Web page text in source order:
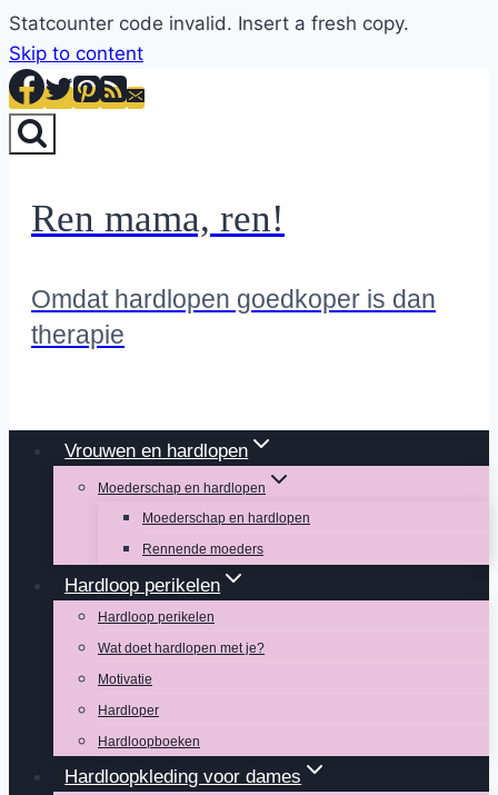
Statcounter code invalid. Insert a fresh copy.
Skip to content
Ren mama, ren!
Omdat hardlopen goedkoper is dan
therapie
Vrouwen en hardlopen
Moederschap en hardlopen
Moederschap en hardlopen
Rennende moeders
Hardloop perikelen
Hardloop perikelen
Wat doet hardlopen met je?
Motivatie
Hardloper
Hardloopboeken
Hardloopkleding voor dames